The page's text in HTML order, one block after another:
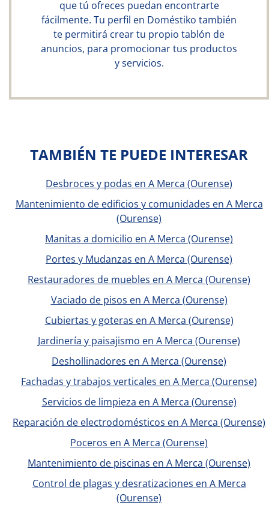
que tú ofreces puedan encontrarte
fácilmente. Tu perfil en Doméstiko también
te permitirá crear tu propio tablón de
anuncios, para promocionar tus productos
y servicios.
TAMBIÉN TE PUEDE INTERESAR
Desbroces y podas en A Merca (Ourense)
Mantenimiento de edificios y comunidades en A Merca
(Ourense)
Manitas a domicilio en A Merca (Ourense)
Portes y Mudanzas en A Merca (Ourense)
Restauradores de muebles en A Merca (Ourense)
Vaciado de pisos en A Merca (Ourense)
Cubiertas y goteras en A Merca (Ourense)
Jardinería y paisajismo en A Merca (Ourense)
Deshollinadores en A Merca (Ourense)
Fachadas y trabajos verticales en A Merca (Ourense)
Servicios de limpieza en A Merca (Ourense)
Reparación de electrodomésticos en A Merca (Ourense)
Poceros en A Merca (Ourense)
Mantenimiento de piscinas en A Merca (Ourense)
Control de plagas y desratizaciones en A Merca
(Ourense)